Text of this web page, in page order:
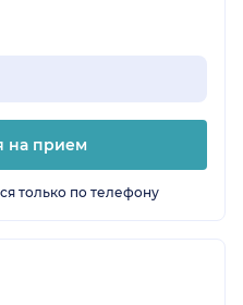
на прием
только по телефону